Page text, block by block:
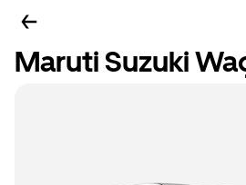
Maruti Suzuki